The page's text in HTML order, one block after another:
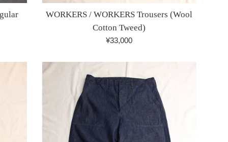
WORKERS / WORKERS Trousers (Wool
Cotton Tweed)
通
価
格
¥33,000